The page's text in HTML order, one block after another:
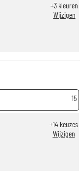
+3 kleuren
Wijzigen
15
+14 keuzes
Wijzigen